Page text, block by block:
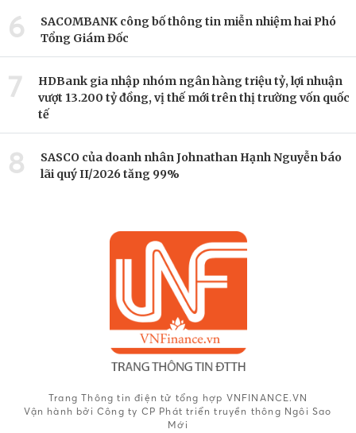
6
SACOMBANK công bố thông tin miễn nhiệm hai Phó
Tổng Giám Đốc
7
HDBank gia nhập nhóm ngân hàng triệu tỷ, lợi nhuận
vượt 13.200 tỷ đồng, vị thế mới trên thị trường vốn quốc
tế
8
SASCO của doanh nhân Johnathan Hạnh Nguyễn báo
lãi quý II/2026 tăng 99%
Trang Thông tin điện tử tổng hợp VNFINANCE.VN
Vận hành bởi Công ty CP Phát triển truyền thông Ngôi Sao
Mới